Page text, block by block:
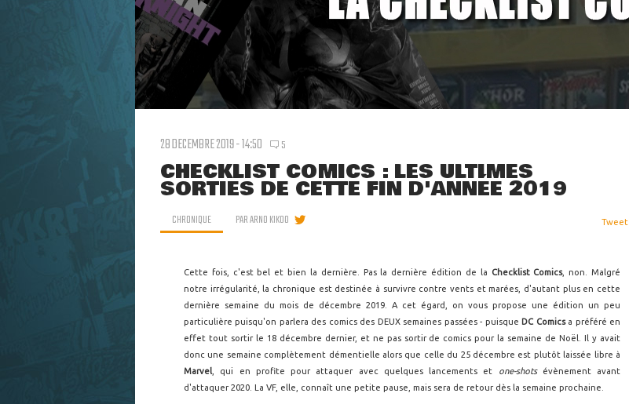
28 DECEMBRE 2019 - 14:50 5
CHECKLIST COMICS : LES ULTIMES
SORTIES DE CETTE FIN D'ANNÉE 2019
CHRONIQUE PARARNO KIKOO Tweet
Cette fois, c'est bel et bien la dernière. Pas la dernière édition de la Checklist Comics, non. Malgré
notre irrégularité, la chronique est destinée à survivre contre vents et marées, d'autant plus en cette
dernière semaine du mois de décembre 2019. A cet égard, on vous propose une édition un peu
particulière puisqu'on parlera des comics des DEUX semaines passées - puisque DC Comics a préféré en
effet tout sortir le 18 décembre dernier, et ne pas sortir de comics pour la semaine de Noël. Il y avait
donc une semaine complètement démentielle alors que celle du 25 décembre est plutôt laissée libre à
Marvel , qui en profite pour attaquer avec quelques lancements et one-shotsévènement avant
d'attaquer 2020. La VF, elle, connaît une petite pause, mais sera de retour dès la semaine prochaine.